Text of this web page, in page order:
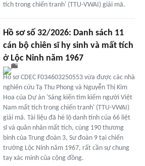
tích trong chiến tranh' (TTU-VWAI) giải mã.
Hồ sơ số 32/2026: Danh sách 11
cán bộ chiên sĩ hy sinh và mất tích
ở Lộc Ninh năm 1967
Hồ sơ CDEC F034603250553 vừa được các nhà
nghiên cứu Tạ Thu Phong và Nguyễn Thị Kim
Hoa của Dự án 'Sáng kiến tìm kiếm người Việt
Nam mất tích trong chiến tranh' (TTU-VWAI)
giải mã. Tài liệu đã hé lộ danh tính của 66 liệt
sĩ và quân nhân mất tích, cùng 190 thương
binh của Trung đoàn 3, Sư đoàn 9 tại chiến
trường Lộc Ninh năm 1967, rất cần sự chung
tay xác minh của cộng đồng.